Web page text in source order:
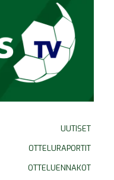
UUTISET
OTTELURAPORTIT
OTTELUENNAKOT